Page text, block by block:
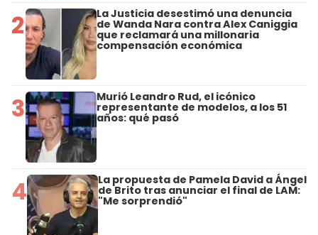
2 La Justicia desestimó una denuncia
de Wanda Nara contra Alex Caniggia
que reclamará una millonaria
compensación económica
3 Murió Leandro Rud, el icónico
representante de modelos, a los 51
años: qué pasó
4 La propuesta de Pamela David a Ángel
de Brito tras anunciar el final de LAM:
"Me sorprendió"